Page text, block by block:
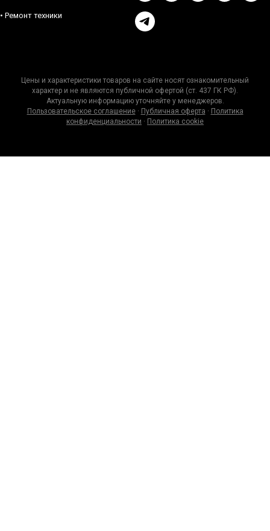
• Ремонт техники
Цены и характеристики товаров на сайте носят ознакомительный
характер и не являются публичной офертой (ст. 437 ГК РФ).
Актуальную информацию уточняйте у менеджеров.
Пользовательское соглашение· Публичная оферта · Политика
конфиденциальности · Политика cookie